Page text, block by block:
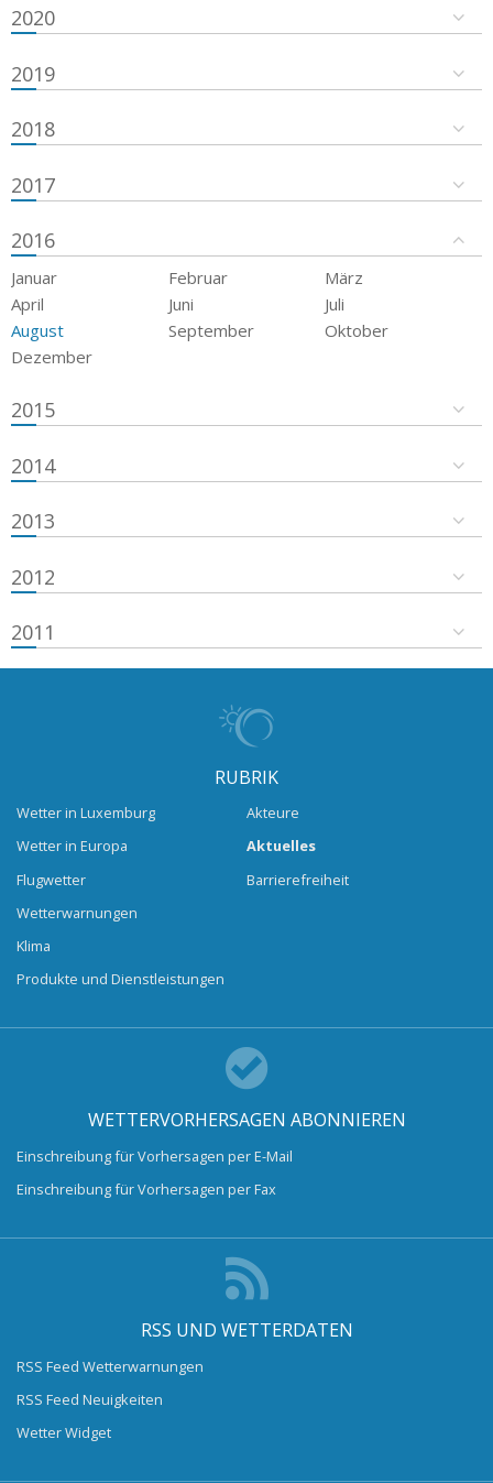
2020
2019
2018
2017
2016
Januar Februar
März
April
Juni
Juli
August
September
Oktober
Dezember
2015
2014
2013
2012
2011
RUBRIK
Wetter in Luxemburg
Wetter in Europa
Flugwetter
Wetterwarnungen
Klima
Produkte und Dienstleistungen
Akteure
Aktuelles
Barrierefreiheit
WETTERVORHERSAGEN ABONNIEREN
Einschreibung für Vorhersagen per E-Mail
Einschreibung für Vorhersagen per Fax
RSS UND WETTERDATEN
RSS Feed Wetterwarnungen
RSS Feed Neuigkeiten
Wetter Widget